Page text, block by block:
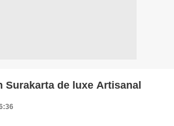
Surakarta de luxe Artisanal